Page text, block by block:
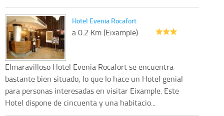
Hotel Evenia Rocafort
a 0.2 Km (Eixample)
Elmaravilloso Hotel Evenia Rocafort se encuentra
bastante bien situado, lo que lo hace un Hotel genial
para personas interesadas en visitar Eixample. Este
Hotel dispone de cincuenta y una habitacio...